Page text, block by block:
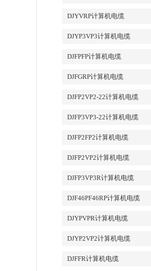
DJYVRP计算机电缆
DJYP3VP3计算机电缆
DJFPFP计算机电缆
DJFGRP计算机电缆
DJFP2VP2-22计算机电缆
DJFP3VP3-22计算机电缆
DJFP2FP2计算机电缆
DJFP2VP2计算机电缆
DJFP3VP3R计算机电缆
DJF46PF46RP计算机电缆
DJYPVPR计算机电缆
DJYP2VP2计算机电缆
DJFFR计算机电缆